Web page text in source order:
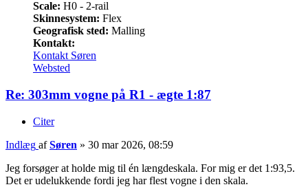
Scale: H0 - 2-rail
Skinnesystem: Flex
Geografisk sted: Malling
Kontakt:
Kontakt Søren
Websted
Re: 303mm vogne på R1 - ægte 1:87
Citer
Indlæg afSøren » 30 mar 2026, 08:59
Jeg forsøger at holde mig til én længdeskala. For mig er det 1:93,5.
Det er udelukkende fordi jeg har flest vogne i den skala.